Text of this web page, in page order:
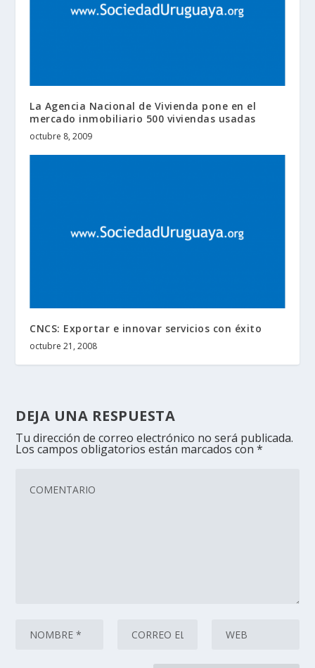
La Agencia Nacional de Vivienda pone en el
mercado inmobiliario 500 viviendas usadas
octubre 8, 2009
CNCS: Exportar e innovar servicios con éxito
octubre 21, 2008
DEJA UNA RESPUESTA
Tu dirección de correo electrónico no será publicada.
Los campos obligatorios están marcados con*